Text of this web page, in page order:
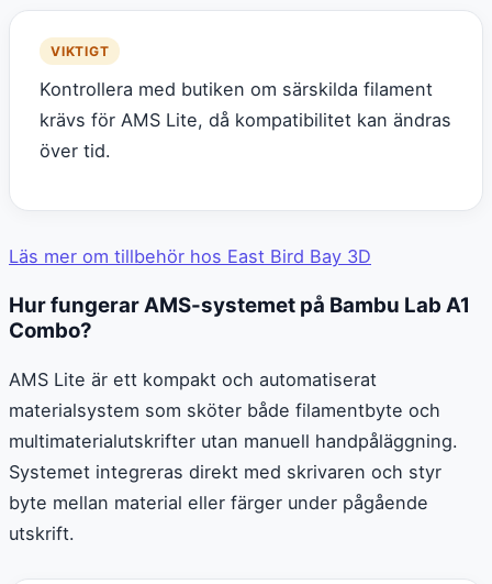
VIKTIGT
Kontrollera med butiken om särskilda filament
krävs för AMS Lite, då kompatibilitet kan ändras
över tid.
Läs mer om tillbehör hos East Bird Bay 3D
Hur fungerar AMS-systemet på Bambu Lab A1
Combo?
AMS Lite är ett kompakt och automatiserat
materialsystem som sköter både filamentbyte och
multimaterialutskrifter utan manuell handpåläggning.
Systemet integreras direkt med skrivaren och styr
byte mellan material eller färger under pågående
utskrift.